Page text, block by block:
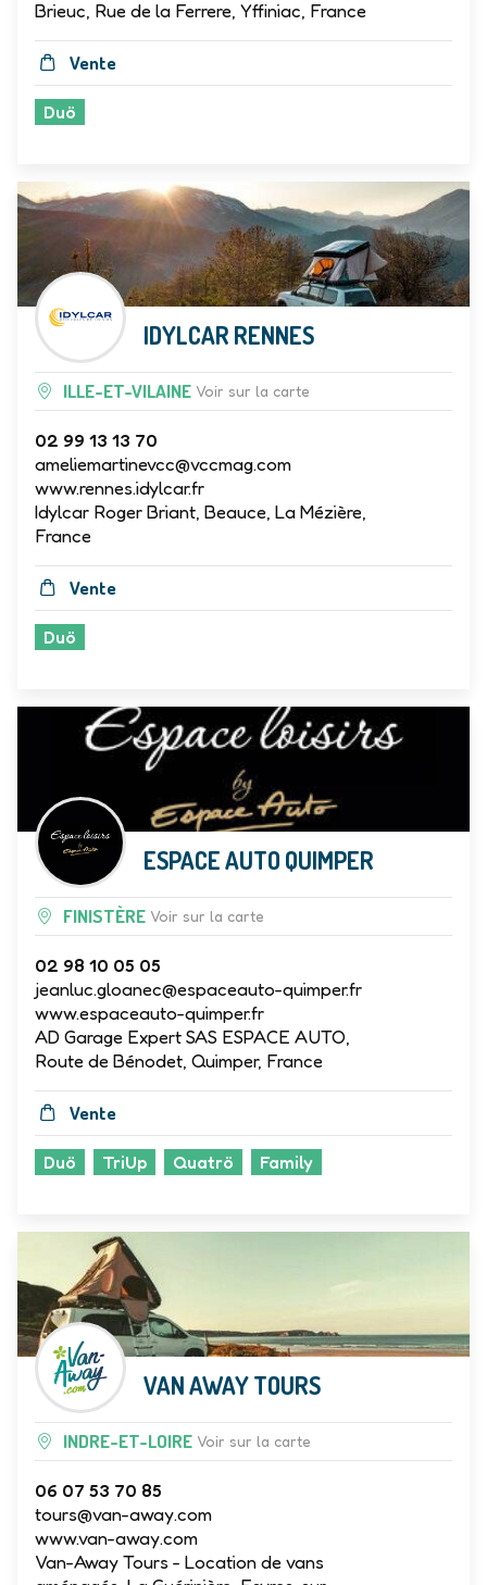
Brieuc, Rue de la Ferrere, Yffiniac, France
Vente
Duö
IDYLCAR RENNES
ILLE-ET-VILAINE Voir sur la carte
02 99 13 13 70
ameliemartinevcc@vccmag.com
www.rennes.idylcar.fr
Idylcar Roger Briant, Beauce, La Mézière,
France
Vente
Duö
ESPACE AUTO QUIMPER
FINISTÈRE Voir sur la carte
02 98 10 05 05
jeanluc.gloanec@espaceauto-quimper.fr
www.espaceauto-quimper.fr
AD Garage Expert SAS ESPACE AUTO,
Route de Bénodet, Quimper, France
Vente
Duö TriUp Quatrö Family
VAN AWAY TOURS
INDRE-ET-LOIRE Voir sur la carte
06 07 53 70 85
tours@van-away.com
www.van-away.com
Van-Away Tours - Location de vans